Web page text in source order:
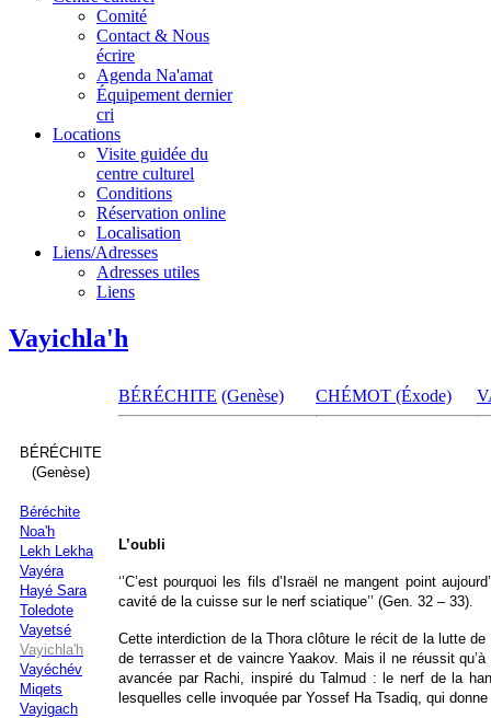
Comité
Contact & Nous
écrire
Agenda Na'amat
Équipement dernier
cri
Locations
Visite guidée du
centre culturel
Conditions
Réservation online
Localisation
Liens/Adresses
Adresses utiles
Liens
Vayichla'h
BÉRÉCHITE (Genèse) CHÉMOT (Éxode)
BÉRÉCHITE
(Genèse)
Béréchite
Noa'h
Lekh Lekha
Vayéra
Hayé Sara
Toledote
Vayetsé
Vayichla'h
Vayéchév
Miqets
Vayigach
L’oubli
‘’C’est pourquoi les fils d’Israël ne mangent point
cavité de la cuisse sur le nerf sciatique’’ (Gen. 32 – 33).
Cette interdiction de la Thora clôture le récit de la lutte
de terrasser et de vaincre Yaakov. Mais il ne réussit qu’à
avancée par Rachi, inspiré du Talmud : le nerf de la
lesquelles celle invoquée par Yossef Ha Tsadiq, qui